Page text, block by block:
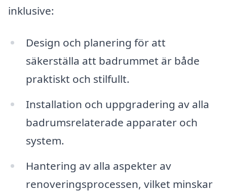
inklusive:
Design och planering för att
säkerställa att badrummet är både
praktiskt och stilfullt.
Installation och uppgradering av alla
badrumsrelaterade apparater och
system.
Hantering av alla aspekter av
renoveringsprocessen, vilket minskar